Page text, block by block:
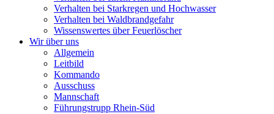
Verhalten bei Starkregen und Hochwasser
Verhalten bei Waldbrandgefahr
Wissenswertes über Feuerlöscher
Wir über uns
Allgemein
Leitbild
Kommando
Ausschuss
Mannschaft
Führungstrupp Rhein-Süd